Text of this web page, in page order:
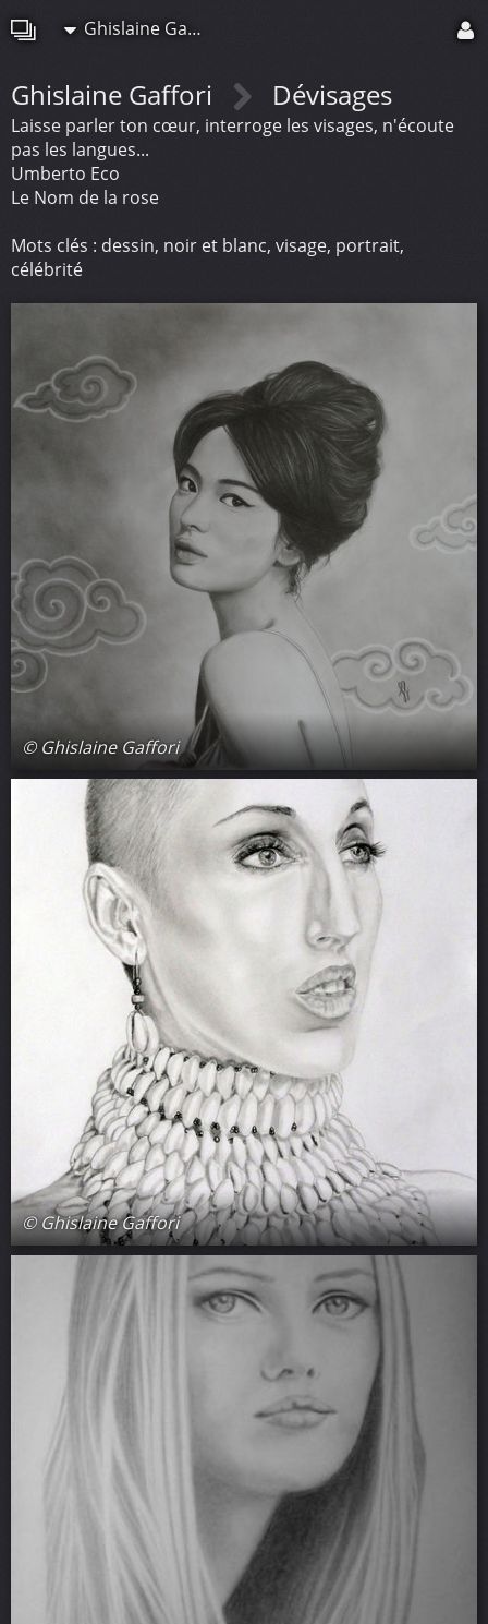
Ghislaine Gaffori
Ghislaine Gaffori Dévisages
Laisse parler ton cœur, interroge les visages, n'écoute
pas les langues...
Umberto Eco
Le Nom de la rose
Mots clés : dessin, noir et blanc, visage, portrait,
célébrité
© Ghislaine Gaffori
© Ghislaine Gaffori